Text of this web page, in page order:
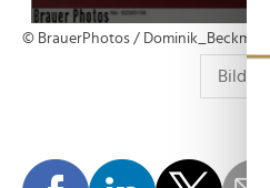
© BrauerPhotos / Dominik_Beckmann